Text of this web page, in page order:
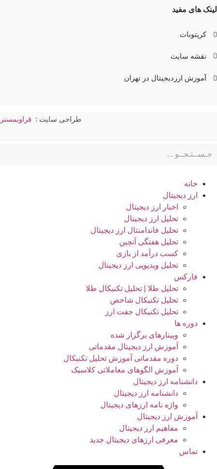
لینک های مفید
کرپتوبات
نقشه سایت
آموزش ارزدیجیتال در تهران
طراحی سایت : فراوبمستر
خانه
ارز دیجیتال
اخبار ارز دیجیتال
تحلیل ارز دیجیتال
تحلیل فاندامنتال ارز دیجیتال
تحلیل هفتگی آنچین
کسب درآمد از بازی
تحلیل ویدیویی ارز دیجیتال
فارکس
تحلیل طلا | تحلیل تکنیکال طلا
تحلیل تکنیکال شاخص
تحلیل تکنیکال جفت ارز
دوره ها
وبینارهای برگزار شده
آموزش ارز دیجیتال مقدماتی
دوره مقدماتی آموزش تحلیل تکنیکال
آموزش الگوهای معاملاتی کلاسیک
دانشنامه ارز دیجیتال
دانشنامه ارز دیجیتال
واژه نامه ارزهای دیجیتال
آموزش ارز دیجیتال
مفاهیم ارز دیجیتال
معرفی ارزهای دیجیتال جدید
تماس